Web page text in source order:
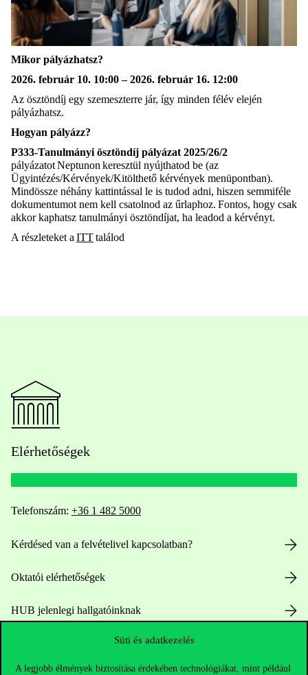
Süti és adatkezelés
A legjobb élmények biztosítása érdekében technológiákat, mint például
Mikor pályázhatsz?
2026. február 10. 10:00 – 2026. február 16. 12:00
Az ösztöndíj egy szemeszterre jár, így minden félév elején
pályázhatsz.
Hogyan pályázz?
P333-Tanulmányi ösztöndíj pályázat 2025/26/2
pályázatot Neptunon keresztül nyújthatod be (az
Ügyintézés/Kérvények/Kitölthető kérvények menüpontban).
Mindössze néhány kattintással le is tudod adni, hiszen semmiféle
dokumentumot nem kell csatolnod az űrlaphoz. Fontos, hogy csak
akkor kaphatsz tanulmányi ösztöndíjat, ha leadod a kérvényt.
A részleteket a ITTtalálod
Elérhetőségek
Telefonszám: +36 1 482 5000
Kérdésed van a felvételivel kapcsolatban?
Oktatói elérhetőségek
HUB jelenlegi hallgatóinknak
press@uni-corvinus.hu